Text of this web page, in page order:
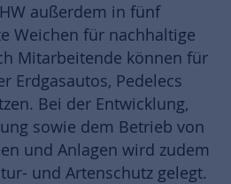
außerdem in fünf
Weichen für nachhaltige
Mitarbeitende können für
Erdgasautos, Pedelecs
Bei der Entwicklung,
sowie dem Betrieb von
und Anlagen wird zudem
und Artenschutz gelegt.